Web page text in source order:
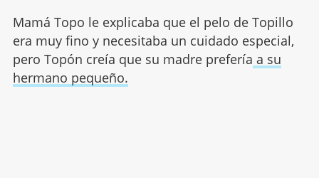
Mamá Topo le explicaba que el pelo de Topillo
era muy fino y necesitaba un cuidado especial,
pero Topón creía que su madre prefería a su
hermano pequeño.